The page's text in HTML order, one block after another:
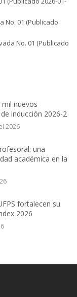
No. 01 (Publicado
No. 01 (Publicado
mil nuevos
inducción 2026-2
2026
una
académica en la
fortalecen su
2026